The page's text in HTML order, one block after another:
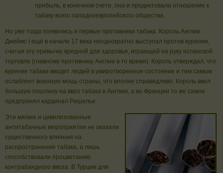
прибыль, в конечном счете, она и продиктовала отношение к
табаку всего западноевропейского общества.
Но уже тогда появились и первые противники табака. Король Англии
Джеймс I ещё в начале 17 века неоднократно выступал против курения,
считая эту привычку вредной для здоровья, играющей на руку испанской
торговле (главному противнику Англии в то время). Король утверждал, что
курение табака вводит людей в умиротворенное состояние и тем самым
ослабляет военную мощь страны, что вполне справедливо. Король ввел
большую пошлину на ввоз табака в Англию, а во Франции то же самое
предпринял кардинал Ришелье.
Эти мягкие и цивилизованные
антитабачные мероприятия не оказали
существенного влияния на
распространение табака, а лишь
способствовали процветанию
контрабандного ввоза. В Турции для